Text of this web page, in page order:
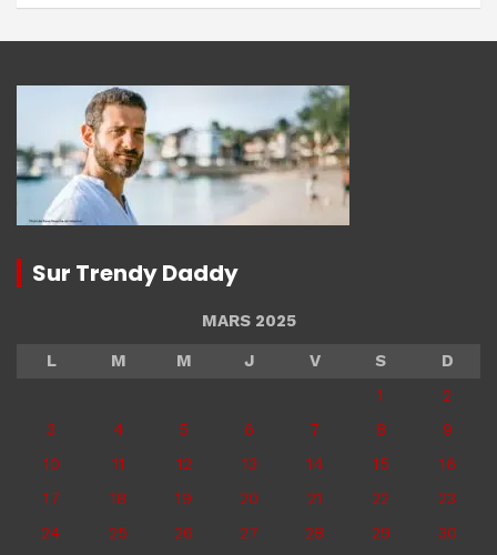
Sur Trendy Daddy
MARS 2025
L
M M J V S
D
1
2
3
4 5 6 7 8
9
10
11 12 13 14 15
16
17
18 19 20 21 22
23
24
25 26 27 28 29
30